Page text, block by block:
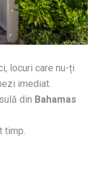
locuri care nu-ți
imediat.
din Bahamas
timp.